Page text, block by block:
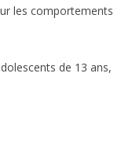
les comportements
de 13 ans,